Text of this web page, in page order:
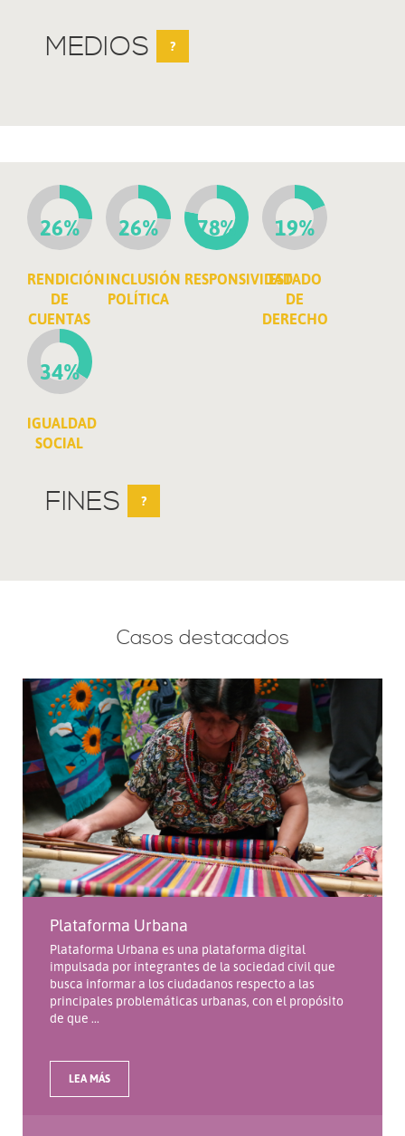
MEDIOS ?
26%
RENDICIÓN
DE
CUENTAS
26%
INCLUSIÓN
POLÍTICA
78%
RESPONSIVIDAD
19%
ESTADO
DE
DERECHO
34%
IGUALDAD
SOCIAL
FINES ?
Casos destacados
Plataforma Urbana
Plataforma Urbana es una plataforma digital
impulsada por integrantes de la sociedad civil que
busca informar a los ciudadanos respecto a las
principales problemáticas urbanas, con el propósito
de que ...
LEA MÁS